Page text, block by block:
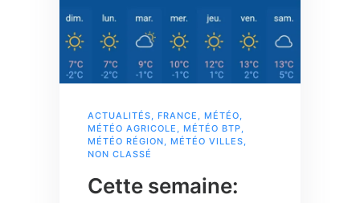
ACTUALITÉS, FRANCE , MÉTÉO,
MÉTÉO AGRICOLE , MÉTÉO BTP,
MÉTÉO RÉGION, MÉTÉO VILLES,
NON CLASSÉ
Cette semaine: